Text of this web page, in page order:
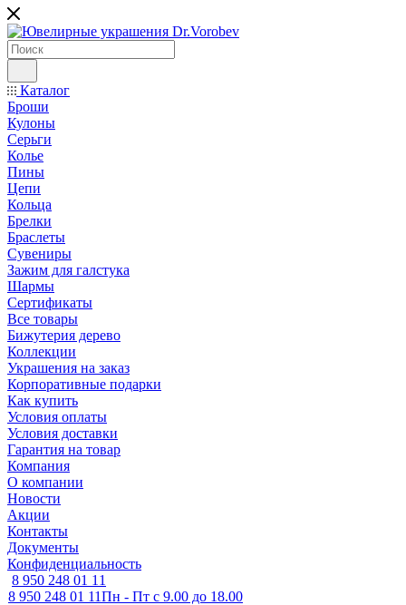
Каталог
Броши
Кулоны
Серьги
Колье
Пины
Цепи
Кольца
Брелки
Браслеты
Сувениры
Зажим для галстука
Шармы
Сертификаты
Все товары
Бижутерия дерево
Коллекции
Украшения на заказ
Корпоративные подарки
Как купить
Условия оплаты
Условия доставки
Гарантия на товар
Компания
О компании
Новости
Акции
Контакты
Документы
Конфиденциальность
8 950 248 01 11
8 950 248 01 11Пн - Пт с 9.00 до 18.00